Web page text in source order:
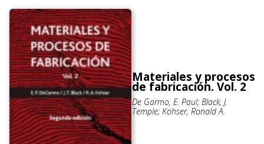
Materiales y procesos
de fabricación. Vol. 2
De Garmo, E. Paul; Black, J.
Temple; Kohser, Ronald A.